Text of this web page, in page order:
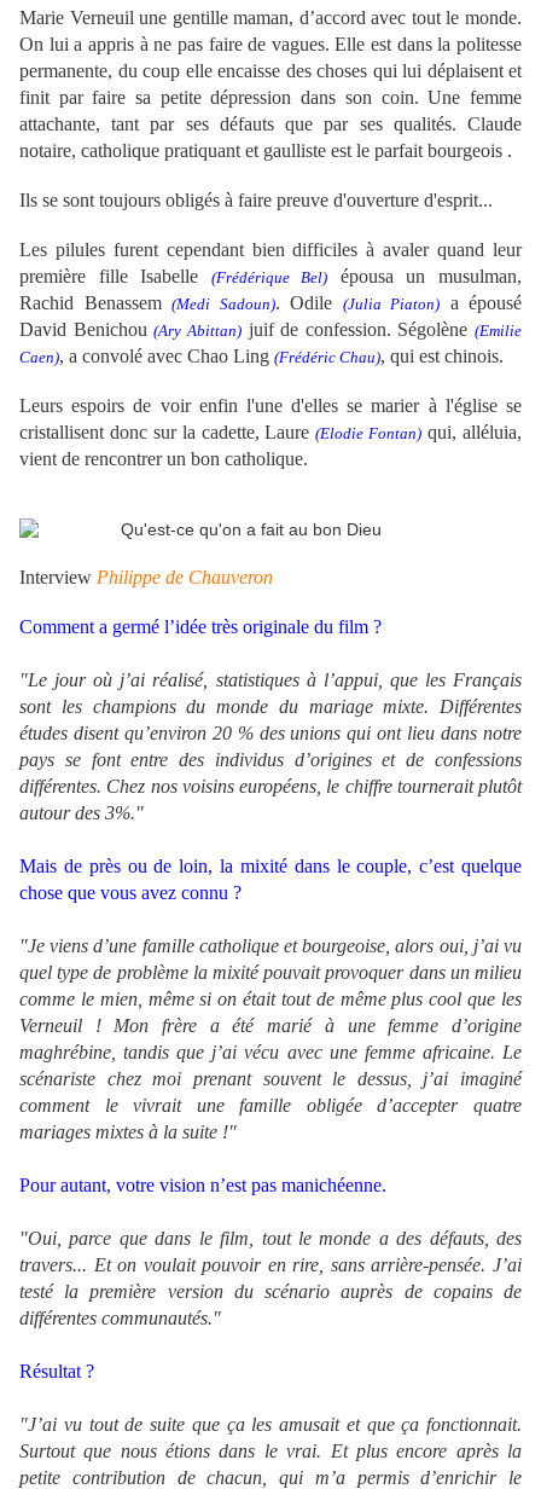
Marie Verneuil une gentille maman, d’accord avec tout le monde.
On lui a appris à ne pas faire de vagues. Elle est dans la politesse
permanente, du coup elle encaisse des choses qui lui déplaisent et
finit par faire sa petite dépression dans son coin. Une femme
attachante, tant par ses défauts que par ses qualités. Claude
notaire, catholique pratiquant et gaulliste est le parfait bourgeois .
Ils se sont toujours obligés à faire preuve d'ouverture d'esprit...
Les pilules furent cependant bien difficiles à avaler quand leur
première fille
Isabelle (Frédérique Bel) épousa
un musulman,
Rachid Benassem (Medi Sadoun). Odile (Julia Piaton) a épousé
David Benichou(Ary Abittan)juif de confession. Ségolène (Emilie
Caen), a convolé avec Chao Ling (Frédéric Chau), qui est chinois.
Leurs espoirs de voir enfin l'une d'elles se marier à l'église se
cristallisent donc sur la cadette, Laure(Elodie Fontan) qui, alléluia,
vient de rencontrer un bon catholique.
Interview Philippe de Chauveron
Comment a germé l’idée très originale du film ?
"Le jour où j’ai réalisé, statistiques à l’appui, que les Français
sont les champions du monde du mariage mixte. Différentes
études disent qu’environ 20 % des unions qui ont lieu dans notre
pays se font entre des individus d’origines et de confessions
différentes. Chez nos voisins européens, le chiffre tournerait plutôt
autour des 3%."
Mais de près ou de loin, la mixité dans le couple, c’est quelque
chose que vous avez connu ?
"Je viens d’une famille catholique et bourgeoise, alors oui, j’ai vu
quel type de problème la mixité pouvait provoquer dans un milieu
comme le mien, même si on était tout de même plus cool que les
Verneuil ! Mon frère a été marié à une femme d’origine
maghrébine, tandis que j’ai vécu avec une femme africaine. Le
scénariste chez moi prenant souvent le dessus, j’ai imaginé
comment le vivrait une famille obligée d’accepter quatre
mariages mixtes à la suite !"
Pour autant, votre vision n’est pas manichéenne.
"Oui, parce que dans le film, tout le monde a des défauts, des
travers... Et on voulait pouvoir en rire, sans arrière‐pensée. J’ai
testé la première version du scénario auprès de copains de
différentes communautés."
Résultat ?
"J’ai vu tout de suite que ça les amusait et que ça fonctionnait.
Surtout que nous étions dans le vrai. Et plus encore après la
petite contribution de chacun, qui m’a permis d’enrichir le